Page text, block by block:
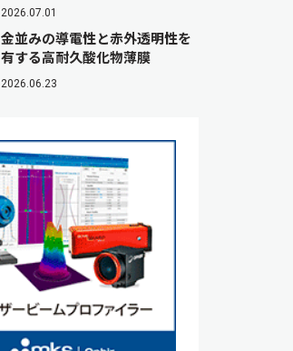
2026.07.01
金並みの導電性と赤外透明性を
有する高耐久酸化物薄膜
2026.06.23